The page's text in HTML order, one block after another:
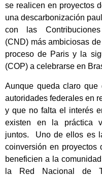
se realicen en proyectos
una descarbonización
con las Contribuciones
(CND) más ambiciosas
proceso de Paris y la
(COP) a celebrarse en
Aunque queda claro
autoridades federales en
y que no falta el interés
existen en la práctica
juntos. Uno de ellos es
coinversión en proyectos
beneficien a la
la Red Nacional de